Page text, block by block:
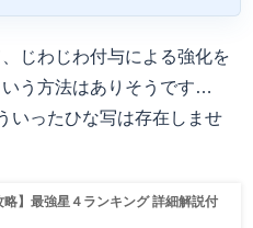
じわじわ付与による強化を
う方法はありそうです…
いったひな写は存在しませ
略】最強星４ランキング 詳細解説付